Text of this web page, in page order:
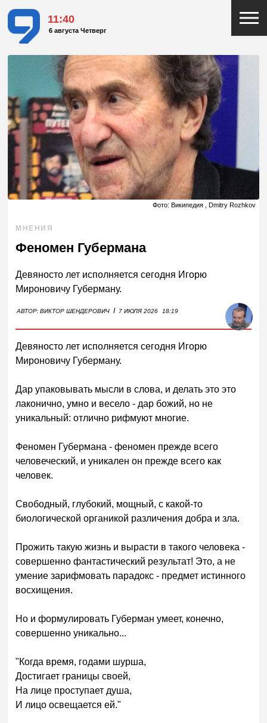
11:40
6 августа Четверг
Фото: Википедия , Dmitry Rozhkov
МНЕНИЯ
Феномен Губермана
Девяносто лет исполняется сегодня Игорю
Мироновичу Губерману.
АВТОР:ВИКТОР ШЕНДЕРОВИЧ I 7 ИЮЛЯ 2026 18:19
Девяносто лет исполняется сегодня Игорю
Мироновичу Губерману.
Дар упаковывать мысли в слова, и делать это это
лаконично, умно и весело - дар божий, но не
уникальный: отлично рифмуют многие.
Феномен Губермана - феномен прежде всего
человеческий, и уникален он прежде всего как
человек.
Свободный, глубокий, мощный, с какой-то
биологической органикой различения добра и зла.
Прожить такую жизнь и вырасти в такого человека -
совершенно фантастический результат! Это, а не
умение зарифмовать парадокс - предмет истинного
восхищения.
Но и формулировать Губерман умеет, конечно,
совершенно уникально...
"Когда время, годами шурша,
Достигает границы своей,
На лице проступает душа,
И лицо освещается ей."